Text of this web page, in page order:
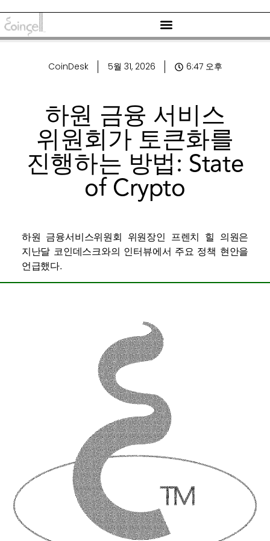
CoinDesk 5월 31, 2026 6:47 오후
하원 금융 서비스
위원회가 토큰화를
진행하는 방법: State
of Crypto
하원 금융서비스위원회 위원장인 프렌치 힐 의원은
지난달 코인데스크와의 인터뷰에서 주요 정책 현안을
언급했다.